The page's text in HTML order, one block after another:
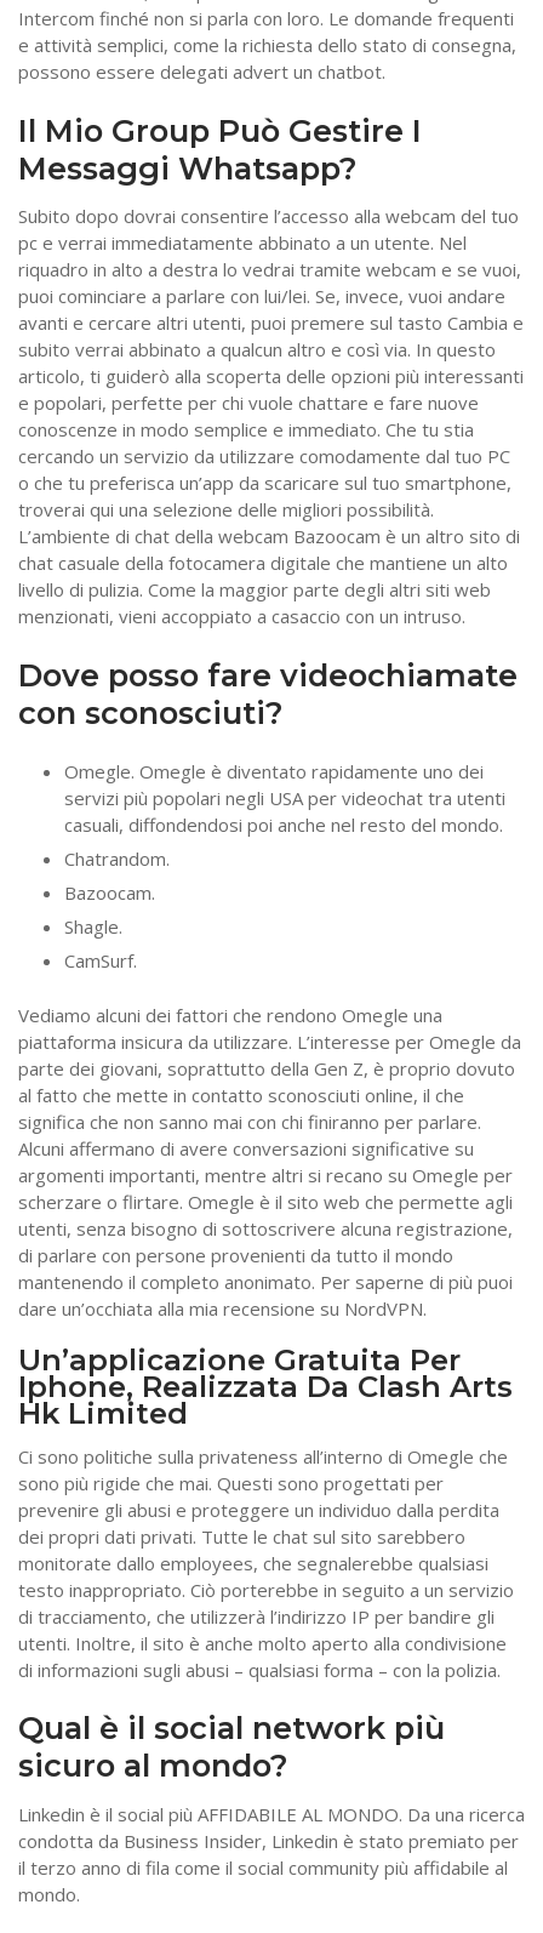
Intercom finché non si parla con loro. Le domande frequenti
e attività semplici, come la richiesta dello stato di consegna,
possono essere delegati advert un chatbot.
Il Mio Group Può Gestire I
Messaggi Whatsapp?
Subito dopo dovrai consentire l’accesso alla webcam del tuo
pc e verrai immediatamente abbinato a un utente. Nel
riquadro in alto a destra lo vedrai tramite webcam e se vuoi,
puoi cominciare a parlare con lui/lei. Se, invece, vuoi andare
avanti e cercare altri utenti, puoi premere sul tasto Cambia e
subito verrai abbinato a qualcun altro e così via. In questo
articolo, ti guiderò alla scoperta delle opzioni più interessanti
e popolari, perfette per chi vuole chattare e fare nuove
conoscenze in modo semplice e immediato. Che tu stia
cercando un servizio da utilizzare comodamente dal tuo PC
o che tu preferisca un’app da scaricare sul tuo smartphone,
troverai qui una selezione delle migliori possibilità.
L’ambiente di chat della webcam Bazoocam è un altro sito di
chat casuale della fotocamera digitale che mantiene un alto
livello di pulizia. Come la maggior parte degli altri siti web
menzionati, vieni accoppiato a casaccio con un intruso.
Dove posso fare videochiamate
con sconosciuti?
Omegle. Omegle è diventato rapidamente uno dei
servizi più popolari negli USA per videochat tra utenti
casuali, diffondendosi poi anche nel resto del mondo.
Chatrandom.
Bazoocam.
Shagle.
CamSurf.
Vediamo alcuni dei fattori che rendono Omegle una
piattaforma insicura da utilizzare. L’interesse per Omegle da
parte dei giovani, soprattutto della Gen Z, è proprio dovuto
al fatto che mette in contatto sconosciuti online, il che
significa che non sanno mai con chi finiranno per parlare.
Alcuni affermano di avere conversazioni significative su
argomenti importanti, mentre altri si recano su Omegle per
scherzare o flirtare. Omegle è il sito web che permette agli
utenti, senza bisogno di sottoscrivere alcuna registrazione,
di parlare con persone provenienti da tutto il mondo
mantenendo il completo anonimato. Per saperne di più puoi
dare un’occhiata alla mia recensione su NordVPN.
Un’applicazione Gratuita Per
Iphone, Realizzata Da Clash Arts
Hk Limited
Ci sono politiche sulla privateness all’interno di Omegle che
sono più rigide che mai. Questi sono progettati per
prevenire gli abusi e proteggere un individuo dalla perdita
dei propri dati privati. Tutte le chat sul sito sarebbero
monitorate dallo employees, che segnalerebbe qualsiasi
testo inappropriato. Ciò porterebbe in seguito a un servizio
di tracciamento, che utilizzerà l’indirizzo IP per bandire gli
utenti. Inoltre, il sito è anche molto aperto alla condivisione
di informazioni sugli abusi – qualsiasi forma – con la polizia.
Qual è il social network più
sicuro al mondo?
Linkedin è il social più AFFIDABILE AL MONDO. Da una ricerca
condotta da Business Insider, Linkedin è stato premiato per
il terzo anno di fila come il social community più affidabile al
mondo.